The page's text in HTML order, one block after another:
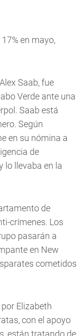
en mayo,
Saab, fue
Verde ante una
Saab está
Según
en su nómina a
de
lo llevaba en la
de
crímenes. Los
pasarán a
en New
cometidos
Elizabeth
con el apoyo
están tratando de